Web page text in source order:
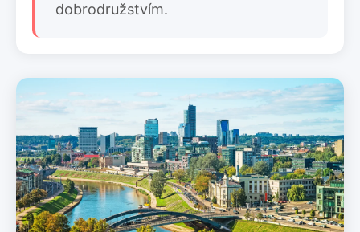
dobrodružstvím.